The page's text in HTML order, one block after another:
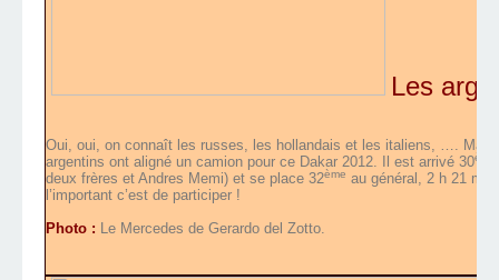
Les
Oui, oui, on connaît les russes, les hollandais et les italiens, …. Mais
argentins ont aligné un camion pour ce Dakar 2012. Il est arrivé 30ème
deux frères et Andres Memi) et se place 32ème au général, 2 h 21 mn
l’important c’est de participer !
Photo : Le Mercedes de Gerardo del Zotto.